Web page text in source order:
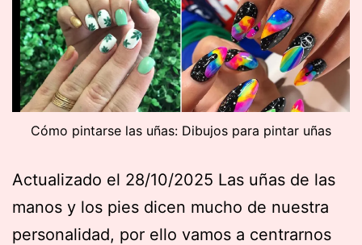
Cómo pintarse las uñas: Dibujos para pintar uñas
Actualizado el 28/10/2025 Las uñas de las
manos y los pies dicen mucho de nuestra
personalidad, por ello vamos a centrarnos